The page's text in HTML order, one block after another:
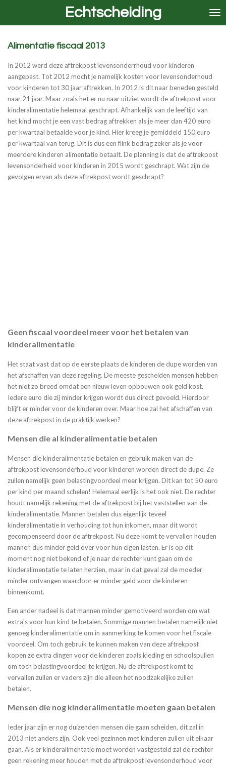
de
Echtscheiding
Alimentatie fiscaal 2013
In 2012 werd deze aftrekpost levensonderrhoud voor kinderen
aangepast. Tot 2012 mocht je namelijk kosten voor levensonderhoud
voor kinderen tot 30 jaar aftrekken. In 2012 is dit naar beneden gesteld
naar 21 jaar. Maar zoals het er nu naar uitziet wordt de aftrekpost voor
kinderalimentatie helemaal geschrapt. Afhankelijk van de leeftijd van
het kind mocht je een vast bedrag aftrekken als je meer dan 420 euro
per kwartaal betaalde voor je kind. Hier kreeg je gemiddeld 150 euro
per kwartaal van terug. Dit is dus een flink bedrag zeker als je voor
meerdere kinderen alimentatie betaalt. De planning is dat de aftrekpost
levensonderheid voor kinderen in 2015 wordt geschrapt. Wat zijn de
gevolgen ervan als deze aftrekpost wordt geschrapt?
Geen fiscaal voordeel meer voor het betalen van
kinderalimentatie
Het staat vast dat op de eerste plaats de kinderen de dupe worden van
het afschaffen van deze regeling. De meeste gescheiden mensen hebben
het niet zo breed omdat een nieuw leven opbouwen ook geld kost.
Iedere euro die zij minder krijgen wordt dus direct gevoeld. Hierdoor
blijft er minder voor de kinderen over. Maar hoe zal het afschaffen van
deze aftrekpost in de praktijk werken?
Mensen die al kinderalimentatie betalen
Mensen die kinderalimentatie betalen en gebruik maken van de
aftrekpost levensonderhoud voor kinderen worden direct de dupe. Ze
zullen namelijk geen belastingvoordeel meer krijgen. Dit kan tot 50 euro
per kind per maand schelen! Helemaal eerlijk is het ook niet. De rechter
houdt namelijk rekening met de aftrekpost bij het vaststellen van de
kinderalimentatie. Mannen betalen dus eigenlijk teveel
kinderalimentatie in verhouding tot hun inkomen, maar dit wordt
gecompenseerd door de aftrekpost. Nu deze komt te vervallen houden
mannen dus minder geld over voor hun eigen lasten. Er is op dit
moment nog niet bekend of je naar de rechter kunt gaan om de
kinderalimentatie te laten herzien, maar in dat geval zal de moeder
minder ontvangen waardoor er minder geld voor de kinderen
binnenkomt.
Een ander nadeel is dat mannen minder gemotiveerd worden om wat
extra's voor hun kind te betalen. Sommige mannen betalen namelijk niet
genoeg kinderalimentatie om in aanmerking te komen voor het fiscale
voordeel. Om toch gebruik te kunnen maken van deze aftrekpost
kopen ze extra dingen voor de kinderen zoals kleding en schoolspullen
om toch belastingvoordeel te krijgen. Nu de aftrekpost komt te
vervallen zullen er vaders zijn die alleen het noodzakelijke zullen
betalen.
Mensen die nog kinderalimentatie moeten gaan betalen
Ieder jaar zijn er nog duizenden mensen die gaan scheiden, dit zal in
2013 niet anders zijn. Ook veel gezinnen met kinderen zullen uit elkaar
gaan. Als er kinderalimentatie moet worden vastgesteld zal de rechter
geen rekening meer houden met de aftrekpost levensonderhoud voor